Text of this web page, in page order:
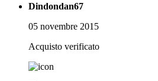
Dindondan67
05 novembre 2015
Acquisto verificato